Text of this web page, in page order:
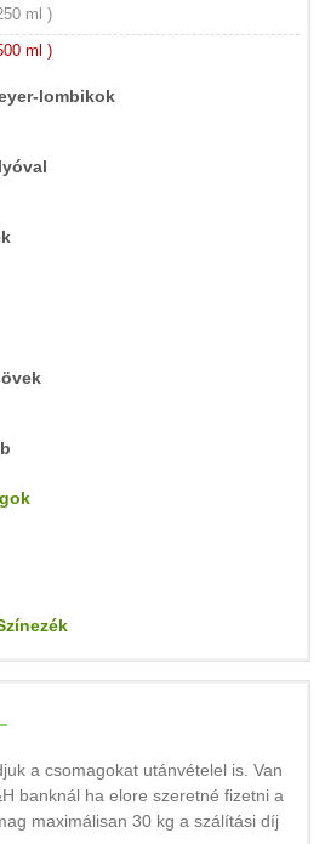
ml )
ml )
lombikok
a csomagokat utánvételel is. Van
banknál ha elore szeretné fizetni a
maximálisan 30 kg a szálítási díj